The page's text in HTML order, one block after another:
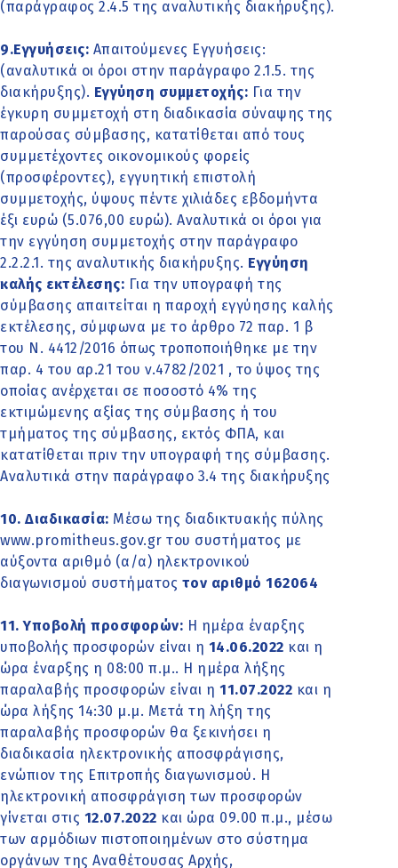
(παράγραφος 2.4.5 της αναλυτικής διακήρυξης).
9.Εγγυήσεις: Απαιτούμενες Εγγυήσεις:
(αναλυτικά οι όροι στην παράγραφο 2.1.5. της
διακήρυξης). Εγγύηση συμμετοχής: Για την
έγκυρη συμμετοχή στη διαδικασία σύναψης της
παρούσας σύμβασης, κατατίθεται από τους
συμμετέχοντες οικονομικούς φορείς
(προσφέροντες), εγγυητική επιστολή
συμμετοχής, ύψους πέντε χιλιάδες εβδομήντα
έξι ευρώ (5.076,00 ευρώ). Αναλυτικά οι όροι για
την εγγύηση συμμετοχής στην παράγραφο
2.2.2.1. της αναλυτικής διακήρυξης. Εγγύηση
καλής εκτέλεσης: Για την υπογραφή της
σύμβασης απαιτείται η παροχή εγγύησης καλής
εκτέλεσης, σύμφωνα με το άρθρο 72 παρ. 1 β
του Ν. 4412/2016 όπως τροποποιήθηκε με την
παρ. 4 του αρ.21 του ν.4782/2021 , το ύψος της
οποίας ανέρχεται σε ποσοστό 4% της
εκτιμώμενης αξίας της σύμβασης ή του
τμήματος της σύμβασης, εκτός ΦΠΑ, και
κατατίθεται πριν την υπογραφή της σύμβασης.
Αναλυτικά στην παράγραφο 3.4 της διακήρυξης
10. Διαδικασία: Μέσω της διαδικτυακής πύλης
www.promitheus.gov.gr του συστήματος με
αύξοντα αριθμό (α/α) ηλεκτρονικού
διαγωνισμού συστήματος τον αριθμό 162064
11. Υποβολή προσφορών: Η ημέρα έναρξης
υποβολής προσφορών είναι η 14.06.2022 και η
ώρα έναρξης η 08:00 π.μ.. Η ημέρα λήξης
παραλαβής προσφορών είναι η 11.07.2022 και η
ώρα λήξης 14:30 μ.μ. Μετά τη λήξη της
παραλαβής προσφορών θα ξεκινήσει η
διαδικασία ηλεκτρονικής αποσφράγισης,
ενώπιον της Επιτροπής διαγωνισμού. Η
ηλεκτρονική αποσφράγιση των προσφορών
γίνεται στις 12.07.2022 και ώρα 09.00 π.μ., μέσω
των αρμόδιων πιστοποιημένων στο σύστημα
οργάνων της Αναθέτουσας Αρχής,